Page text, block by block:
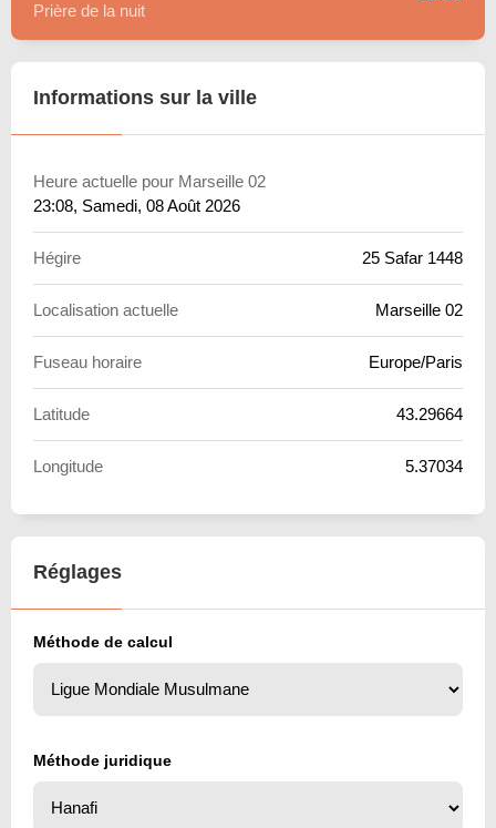
Prière de la nuit
Informations sur la ville
Heure actuelle pour Marseille 02
23:08, Samedi, 08 Août 2026
Hégire 25 Safar 1448
Localisation actuelle Marseille 02
Fuseau horaire Europe/Paris
Latitude 43.29664
Longitude 5.37034
Réglages
Méthode de calcul
Méthode juridique